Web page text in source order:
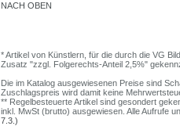
NACH OBEN
* Artikel von Künstlern, für die durch die VG
Zusatz "zzgl. Folgerechts-Anteil 2,5%"
Die im Katalog ausgewiesenen Preise sind
Zuschlagspreis wird damit keine
** Regelbesteuerte Artikel sind gesondert
inkl. MwSt (brutto) ausgewiesen. Alle Aufrufe
7.3.)